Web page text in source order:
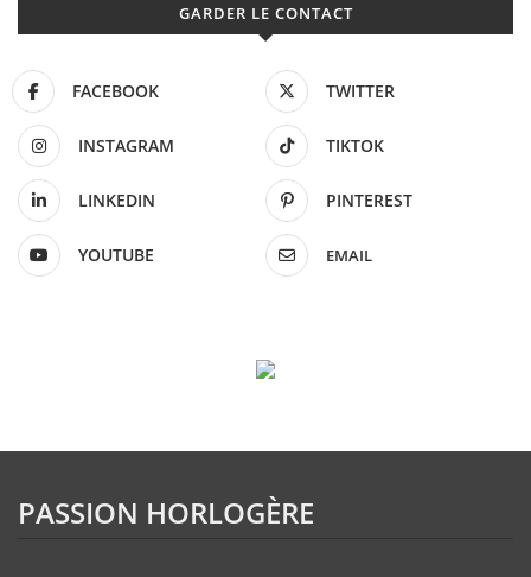
GARDER LE CONTACT
FACEBOOK TWITTER
INSTAGRAM TIKTOK
LINKEDIN PINTEREST
YOUTUBE EMAIL
PASSION HORLOGÈRE